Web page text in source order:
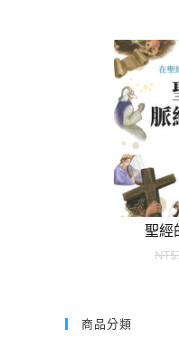
聖經
NT$
商品分類